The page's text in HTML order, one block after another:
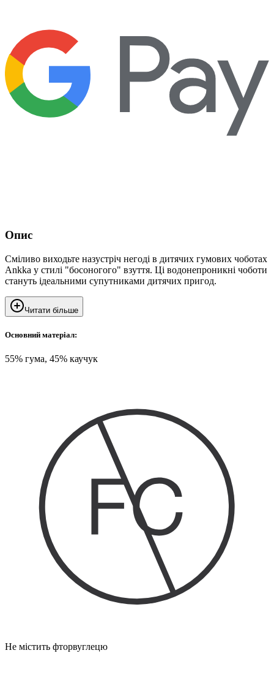
Опис
Сміливо виходьте назустріч негоді в дитячих гумових чоботах
Ankka у стилі "босоногого" взуття. Ці водонепроникні чоботи
стануть ідеальними супутниками дитячих пригод.
Читати більше
Основний матеріал:
55% гума, 45% каучук
Не містить фторвуглецю